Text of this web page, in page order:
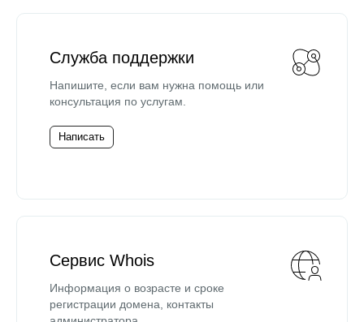
Служба поддержки
Напишите, если вам нужна помощь или
консультация по услугам.
Написать
Сервис Whois
Информация о возрасте и сроке
регистрации домена, контакты